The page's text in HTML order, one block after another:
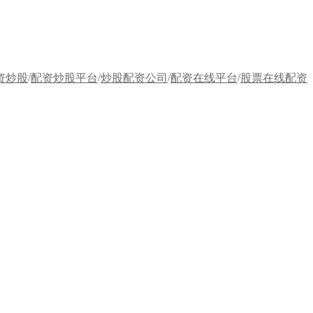
股票在线配资
/
配资在线平台
/
炒股配资公司
/
配资炒股平台
/
炒股